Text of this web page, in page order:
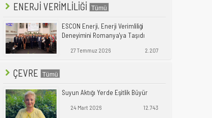
ENERJİ VERİMLİLİĞİ
ESCON Enerji, Enerji Verimliliği
Deneyimini Romanya'ya Taşıdı
27 Temmuz 2026 2.207
ÇEVRE
Suyun Aktığı Yerde Eşitlik Büyür
24 Mart 2026 12.743